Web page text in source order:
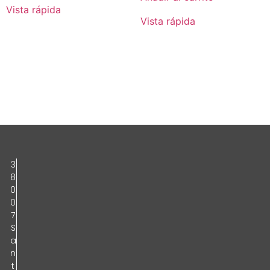
Vista rápida
Vista rápida
3
8
0
0
7
S
a
n
t